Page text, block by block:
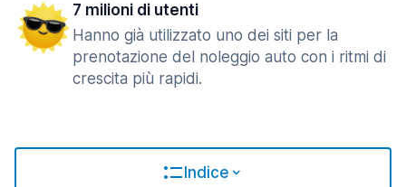
7 milioni di utenti
Hanno già utilizzato uno dei siti per la
prenotazione del noleggio auto con i ritmi di
crescita più rapidi.
Indice